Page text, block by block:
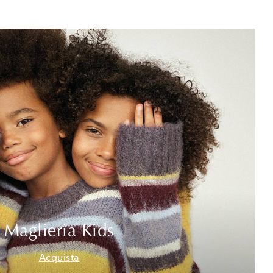
Maglieria Kids
Acquista